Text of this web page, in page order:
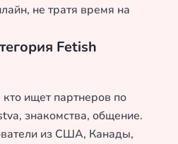
не тратя время на
Fetish
ищет партнеров по
знакомства, общение.
из США, Канады,